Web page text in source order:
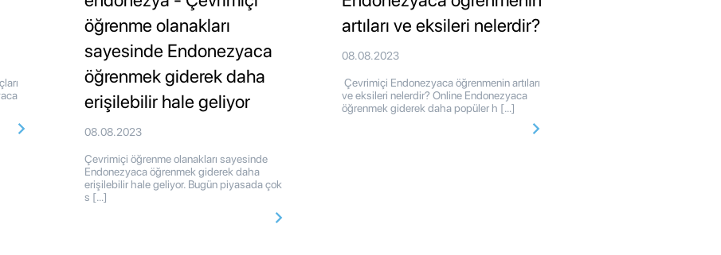
öğrenme olanakları
sayesinde Endonezyaca
öğrenmek giderek daha
erişilebilir hale geliyor
08.08.2023
Çevrimiçi öğrenme olanakları sayesinde
Endonezyaca öğrenmek giderek daha
erişilebilir hale geliyor. Bugün piyasada çok
s […]
artıları ve eksileri nelerdir?
08.08.2023
Çevrimiçi Endonezyaca öğrenmenin artıları
ve eksileri nelerdir? Online Endonezyaca
öğrenmek giderek daha popüler h […]